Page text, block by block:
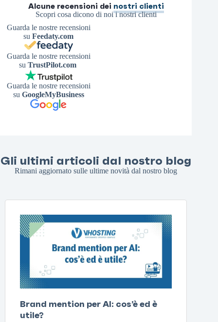
Alcune recensioni dei nostri clienti
Scopri cosa dicono di noi i nostri clienti
Guarda le nostre recensioni
suFeedaty.com
Guarda le nostre recensioni
su TrustPilot.com
Guarda le nostre recensioni
su GoogleMyBusiness
Gli ultimi articoli dal nostro blog
Rimani aggiornato sulle ultime novità dal nostro blog
Brand mention per AI: cos’è ed è
utile?